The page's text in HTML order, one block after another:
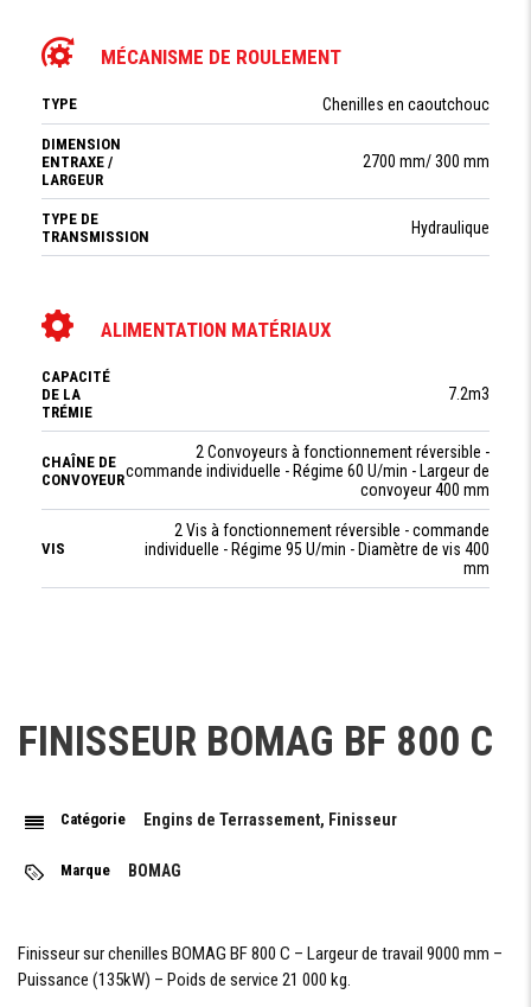
MÉCANISME DE ROULEMENT
TYPE Chenilles en caoutchouc
DIMENSION
ENTRAXE /
LARGEUR
2700 mm/ 300 mm
TYPE DE
TRANSMISSION
Hydraulique
ALIMENTATION MATÉRIAUX
CAPACITÉ
DE LA
TRÉMIE
7.2m3
CHAÎNE DE
CONVOYEUR
2 Convoyeurs à fonctionnement réversible -
commande individuelle - Régime 60 U/min - Largeur de
convoyeur 400 mm
VIS
2 Vis à fonctionnement réversible - commande
individuelle - Régime 95 U/min - Diamètre de vis 400
mm
TYPE Table extensible chauffante , vibrante
MIN / MAX
CHAUFFAGE
FINISSEUR BOMAG BF 800 C
Catégorie Engins de Terrassement, Finisseur
Marque BOMAG
Finisseur sur chenilles BOMAG BF 800 C – Largeur de travail 9000 mm –
Puissance (135kW) – Poids de service 21 000 kg.